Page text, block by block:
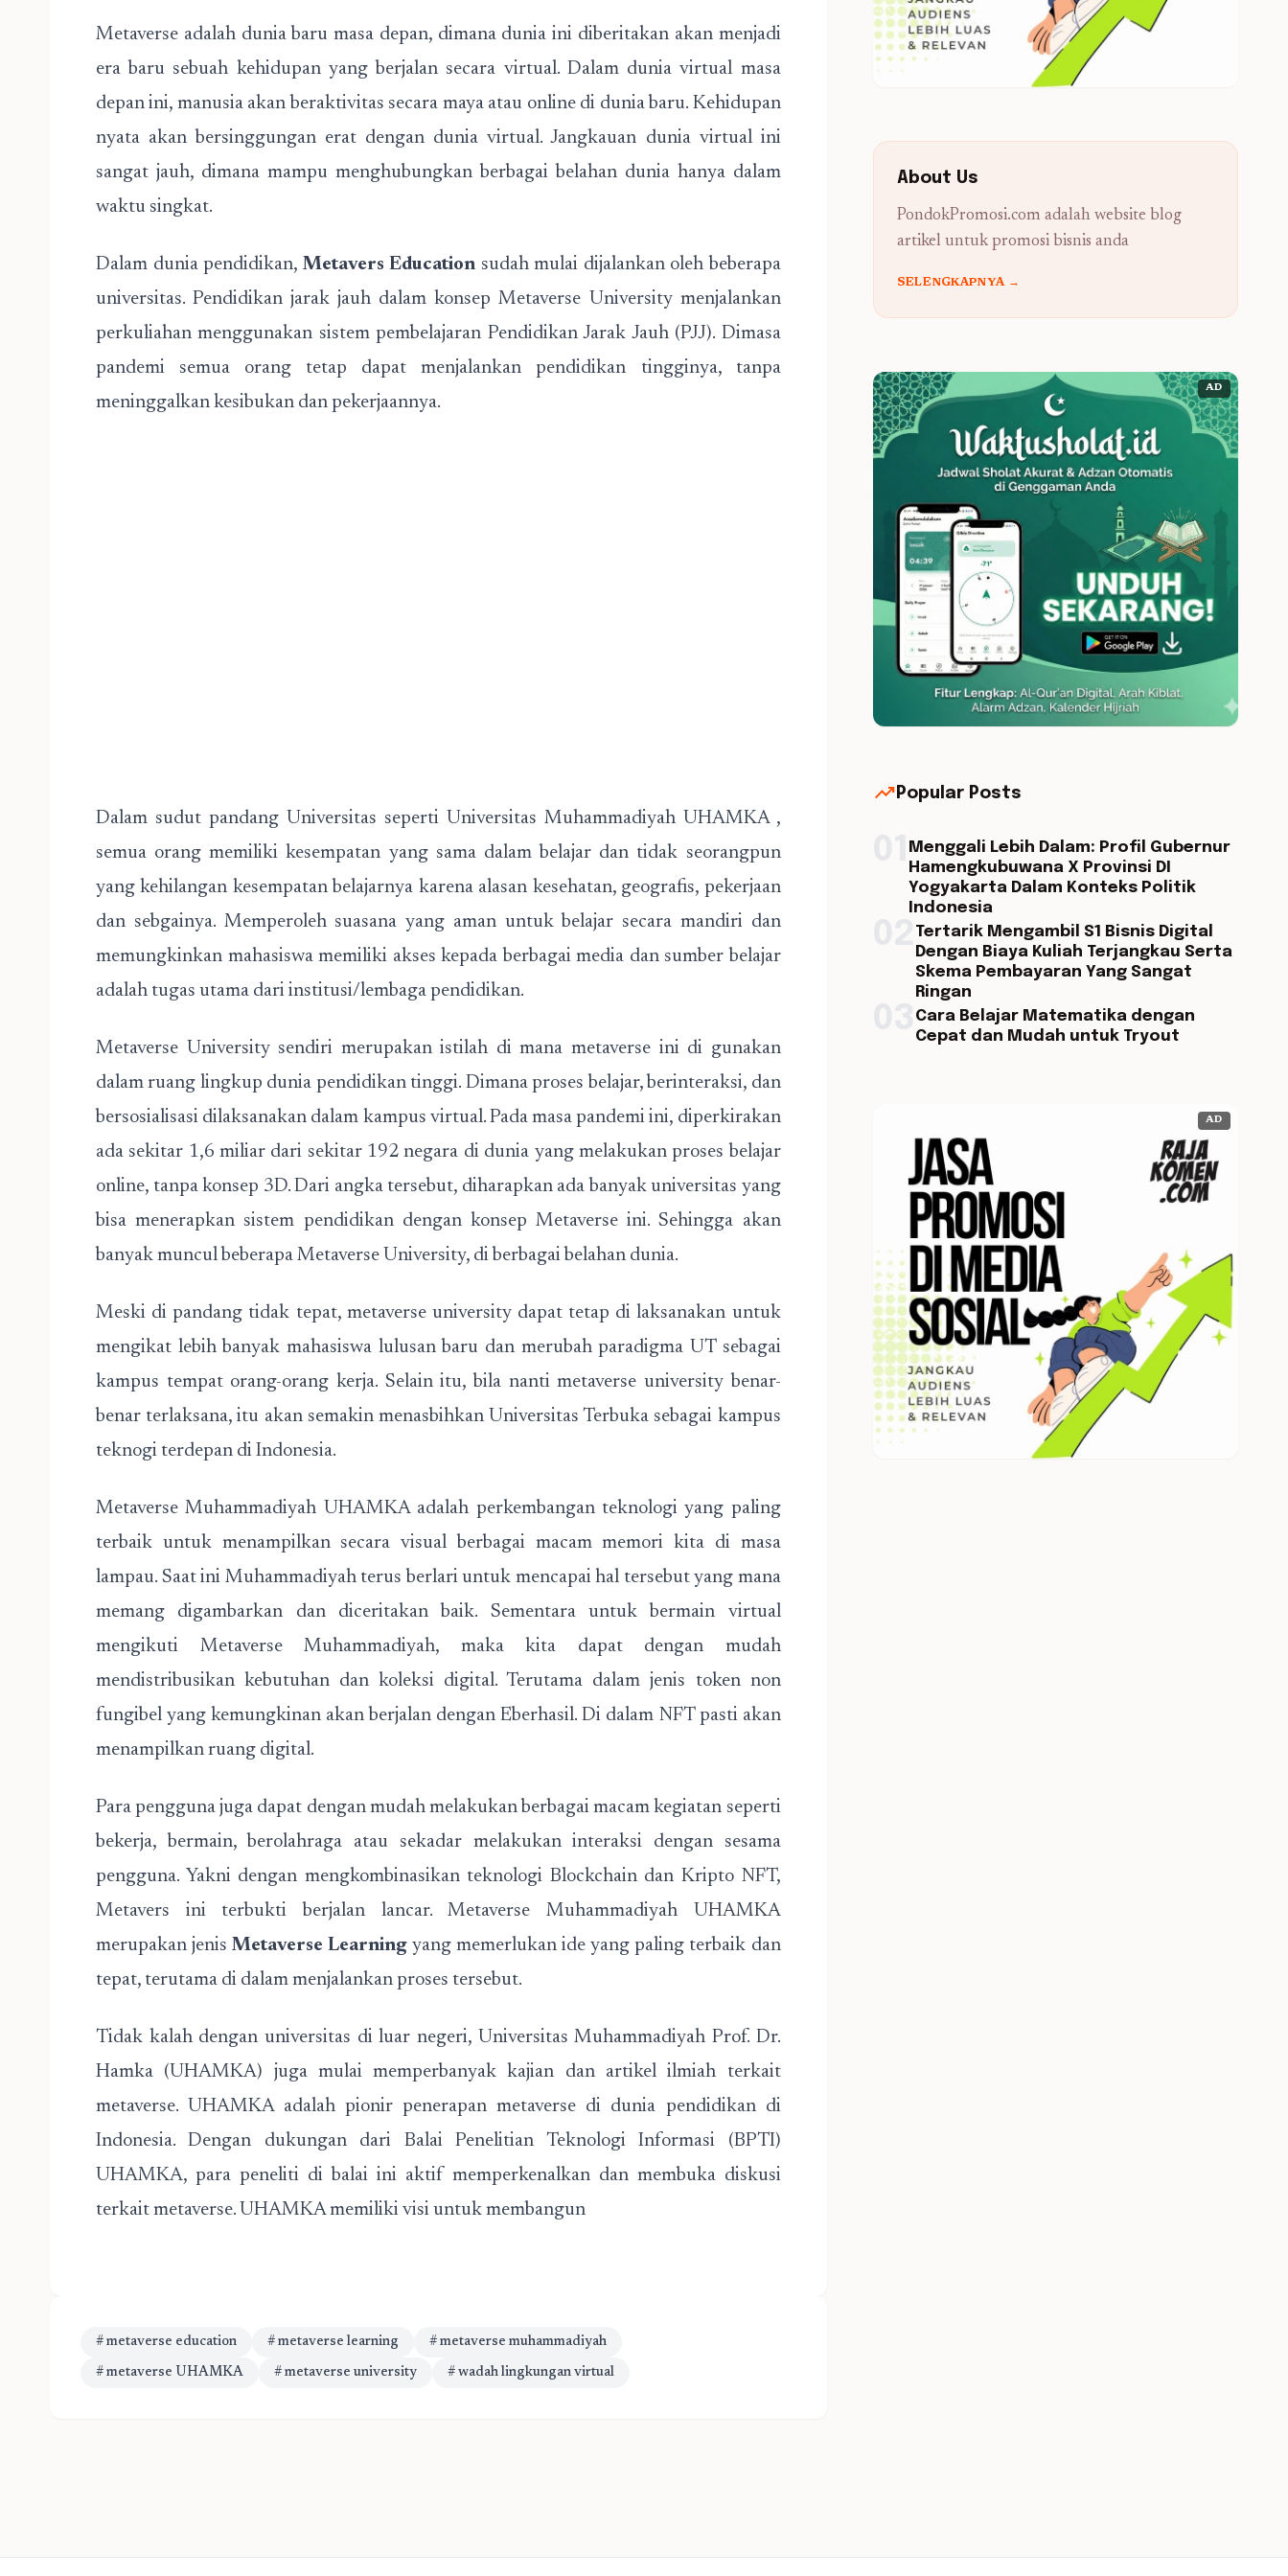
Metaverse adalah dunia baru masa depan, dimana dunia ini diberitakan akan menjadi
era baru sebuah kehidupan yang berjalan secara virtual. Dalam dunia virtual masa
depan ini, manusia akan beraktivitas secara maya atau online di dunia baru. Kehidupan
nyata akan bersinggungan erat dengan dunia virtual. Jangkauan dunia virtual ini
sangat jauh, dimana mampu menghubungkan berbagai belahan dunia hanya dalam
waktu singkat.
Dalam dunia pendidikan, Metavers Education sudah mulai dijalankan oleh beberapa
universitas. Pendidikan jarak jauh dalam konsep Metaverse University menjalankan
perkuliahan menggunakan sistem pembelajaran Pendidikan Jarak Jauh (PJJ). Dimasa
pandemi semua orang tetap dapat menjalankan pendidikan tingginya, tanpa
meninggalkan kesibukan dan pekerjaannya.
Dalam sudut pandang Universitas seperti Universitas Muhammadiyah UHAMKA ,
semua orang memiliki kesempatan yang sama dalam belajar dan tidak seorangpun
yang kehilangan kesempatan belajarnya karena alasan kesehatan, geografis, pekerjaan
dan sebgainya. Memperoleh suasana yang aman untuk belajar secara mandiri dan
memungkinkan mahasiswa memiliki akses kepada berbagai media dan sumber belajar
adalah tugas utama dari institusi/lembaga pendidikan.
Metaverse University sendiri merupakan istilah di mana metaverse ini di gunakan
dalam ruang lingkup dunia pendidikan tinggi. Dimana proses belajar, berinteraksi, dan
bersosialisasi dilaksanakan dalam kampus virtual. Pada masa pandemi ini, diperkirakan
ada sekitar 1,6 miliar dari sekitar 192 negara di dunia yang melakukan proses belajar
online, tanpa konsep 3D. Dari angka tersebut, diharapkan ada banyak universitas yang
bisa menerapkan sistem pendidikan dengan konsep Metaverse ini. Sehingga akan
banyak muncul beberapa Metaverse University, di berbagai belahan dunia.
Meski di pandang tidak tepat, metaverse university dapat tetap di laksanakan untuk
mengikat lebih banyak mahasiswa lulusan baru dan merubah paradigma UT sebagai
kampus tempat orang-orang kerja. Selain itu, bila nanti metaverse university benar-
benar terlaksana, itu akan semakin menasbihkan Universitas Terbuka sebagai kampus
teknogi terdepan di Indonesia.
Metaverse Muhammadiyah UHAMKA adalah perkembangan teknologi yang paling
terbaik untuk menampilkan secara visual berbagai macam memori kita di masa
lampau. Saat ini Muhammadiyah terus berlari untuk mencapai hal tersebut yang mana
memang digambarkan dan diceritakan baik. Sementara untuk bermain virtual
mengikuti Metaverse Muhammadiyah, maka kita dapat dengan mudah
mendistribusikan kebutuhan dan koleksi digital. Terutama dalam jenis token non
fungibel yang kemungkinan akan berjalan dengan Eberhasil. Di dalam NFT pasti akan
menampilkan ruang digital.
Para pengguna juga dapat dengan mudah melakukan berbagai macam kegiatan seperti
bekerja, bermain, berolahraga atau sekadar melakukan interaksi dengan sesama
pengguna. Yakni dengan mengkombinasikan teknologi Blockchain dan Kripto NFT,
Metavers ini terbukti berjalan lancar. Metaverse Muhammadiyah UHAMKA
merupakan jenisMetaverse Learningyang memerlukan ide yang paling terbaik dan
tepat, terutama di dalam menjalankan proses tersebut.
Tidak kalah dengan universitas di luar negeri, Universitas Muhammadiyah Prof. Dr.
Hamka (UHAMKA) juga mulai memperbanyak kajian dan artikel ilmiah terkait
metaverse. UHAMKA adalah pionir penerapan metaverse di dunia pendidikan di
Indonesia. Dengan dukungan dari Balai Penelitian Teknologi Informasi (BPTI)
UHAMKA, para peneliti di balai ini aktif memperkenalkan dan membuka diskusi
terkait metaverse. UHAMKA memiliki visi untuk membangun
# metaverse education # metaverse learning # metaverse muhammadiyah
# metaverse UHAMKA # metaverse university # wadah lingkungan virtual
About Us
PondokPromosi.com adalah website blog
artikel untuk promosi bisnis anda
SELENGKAPNYA →
AD
trending_up Popular Posts
Menggali Lebih Dalam: Profil Gubernur
Hamengkubuwana X Provinsi DI
Yogyakarta Dalam Konteks Politik
Indonesia
Tertarik Mengambil S1 Bisnis Digital
Dengan Biaya Kuliah Terjangkau Serta
Skema Pembayaran Yang Sangat
Ringan
Cara Belajar Matematika dengan
Cepat dan Mudah untuk Tryout
AD